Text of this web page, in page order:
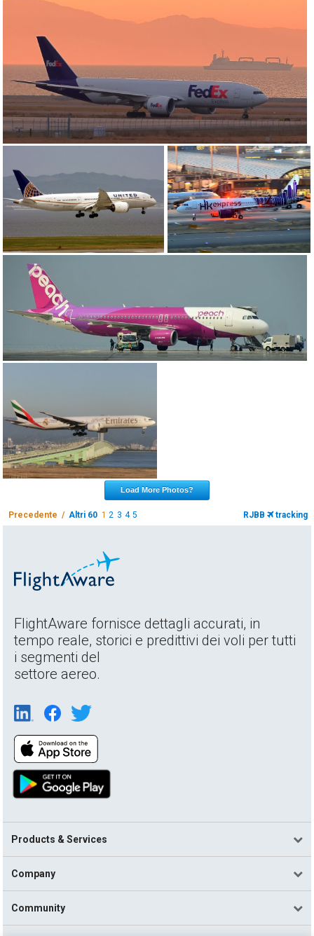
Load More Photos?
Precedente /Altri 60 12 3 4 5 RJBB tracking
FlightAware fornisce dettagli accurati, in
tempo reale, storici e predittivi dei voli per tutti
i segmenti del
settore aereo.
Products & Services
Company
Community